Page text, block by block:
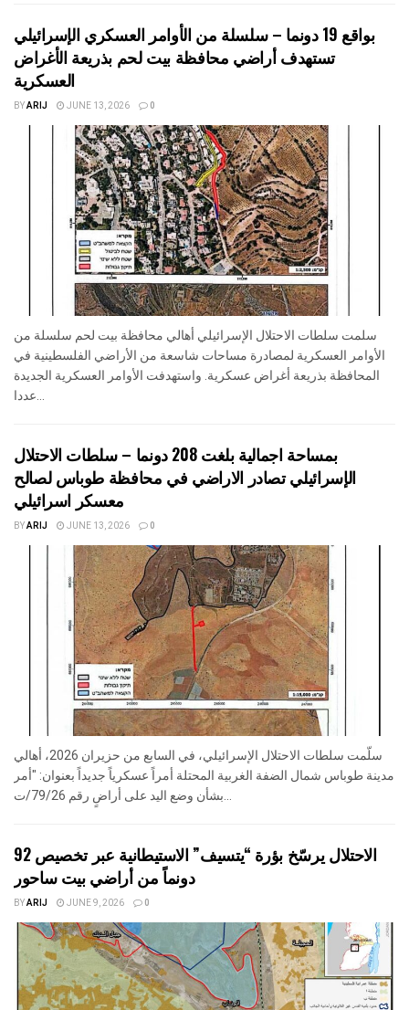
بواقع 19 دونما – سلسلة من الأوامر العسكري الإسرائيلي
تستهدف أراضي محافظة بيت لحم بذريعة الأغراض
العسكرية
BYARIJ JUNE 13, 2026 0
سلمت سلطات الاحتلال الإسرائيلي أهالي محافظة بيت لحم سلسلة من
الأوامر العسكرية لمصادرة مساحات شاسعة من الأراضي الفلسطينية في
المحافظة بذريعة أغراض عسكرية. واستهدفت الأوامر العسكرية الجديدة
عددا...
بمساحة اجمالية بلغت 208 دونما – سلطات الاحتلال
الإسرائيلي تصادر الاراضي في محافظة طوباس لصالح
معسكر اسرائيلي
BYARIJ JUNE 13, 2026 0
سلّمت سلطات الاحتلال الإسرائيلي، في السابع من حزيران 2026، أهالي
مدينة طوباس شمال الضفة الغربية المحتلة أمراً عسكرياً جديداً بعنوان: "أمر
بشأن وضع اليد على أراضٍ رقم 79/26/ت...
الاحتلال يرسّخ بؤرة “يتسيف” الاستيطانية عبر تخصيص 92
دونماً من أراضي بيت ساحور
BYARIJ JUNE 9, 2026 0